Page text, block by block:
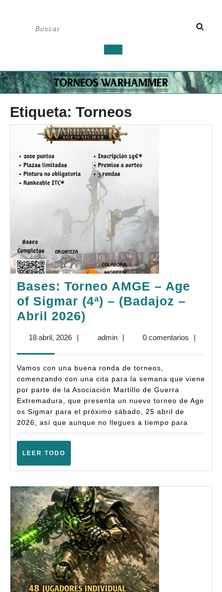
de
apertura
Etiqueta: Torneos
Bases: Torneo AMGE – Age
of Sigmar (4ª) – (Badajoz –
Abril 2026)
AMGE
Age
of
Sigmar
(4ª)
–
2026)
18 abril, 202618| adminadmin
| 0 comentarios |
Vamos con una buena ronda de torneos,
comenzando con una cita para la semana que viene
por parte de la Asociación Martillo de Guerra
Extremadura, que presenta un nuevo torneo de Age
os Sigmar para el próximo sábado, 25 abril de
2026, así que aunque no llegues a tiempo para
LEER TODO